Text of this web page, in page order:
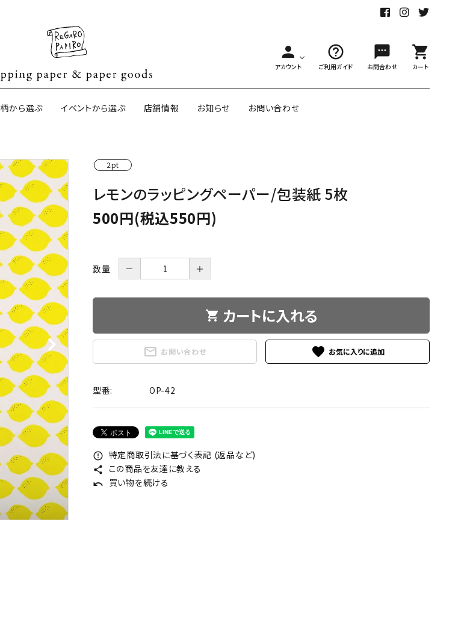
person
アカウント
help_outline
ご利用ガイド
sms
お問合わせ
shopping_cart
カート
和紙の包装紙(CAGWA paper)
サイズオーダー受注生産
イギリスのモダン包装紙 イギリスの両面包装紙
日本のペーパーブランド
柄から選ぶ イベントから選ぶ 店舗情報 お知らせ お問い合わせ
2pt
レモンのラッピングペーパー/包装紙 5枚
500円(税込550円)
数量 － ＋
shopping_cart カートに入れる
mail_outline お問い合わせ favorite
型番: OP-42
error_outline 特定商取引法に基づく表記 (返品など)
share この商品を友達に教える
undo 買い物を続ける